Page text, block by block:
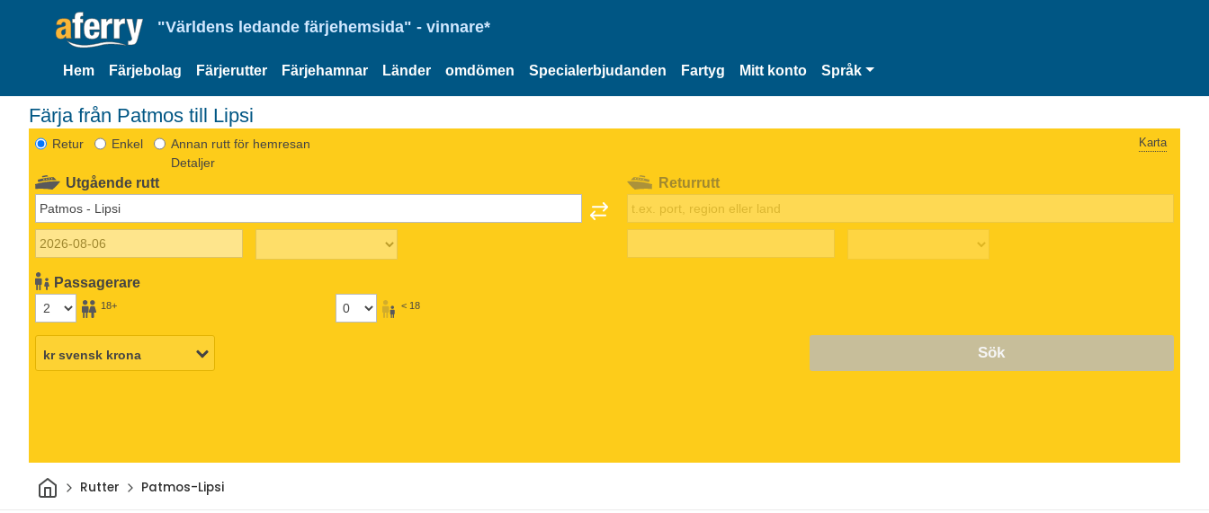
"Världens ledande färjehemsida" - vinnare*
Hem Färjebolag Färjerutter Färjehamnar Länder omdömen Specialerbjudanden Fartyg Mitt konto Språk
Färja från Patmos till Lipsi
Retur Enkel
Annan rutt för hemresan
Detaljer
Karta
Utgående rutt
Passagerare
18+ < 18
Returrutt
Sök
HemRutter Patmos-Lipsi